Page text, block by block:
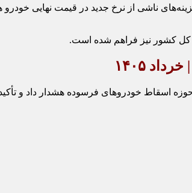
ناشی از نرخ جدید در قیمت نهایی خودرو
کل کشور نیز فراهم شده است.
۱۴۰۵
حوزه اسقاط خودروهای فرسوده هشدار داد و